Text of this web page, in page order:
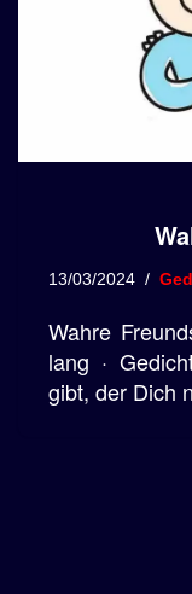
13/03/2024
Wahre
lang ·
gibt, der Dich